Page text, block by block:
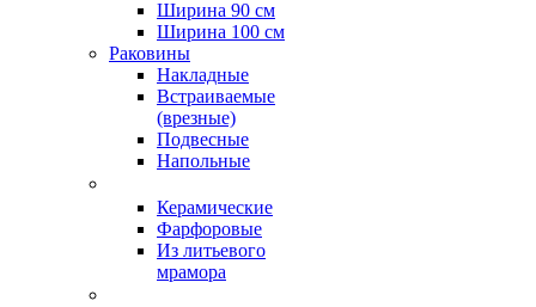
Ширина 90 см
Ширина 100 см
Раковины
Накладные
Встраиваемые
(врезные)
Подвесные
Напольные
Керамические
Фарфоровые
Из литьевого
мрамора